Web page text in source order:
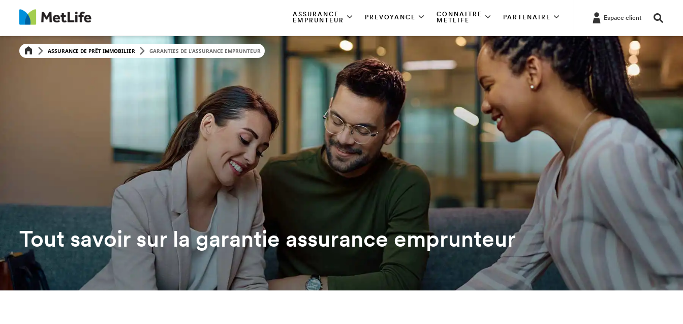
ASSURANCE
EMPRUNTEUR
PREVOYANCE
CONNAITRE
METLIFE
PARTENAIRE Espace client
ASSURANCE DE PRÊT IMMOBILIER GARANTIES DE L'ASSURANCE EMPRUNTEUR
Tout savoir sur la garantie assurance emprunteur